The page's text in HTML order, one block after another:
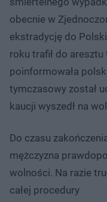
obecnie w
ekstradycję do
roku trafił do
poinformowała
tymczasowy został
kaucji wyszedł na
Do czasu
mężczyzna
wolności. Na razie
całej procedury